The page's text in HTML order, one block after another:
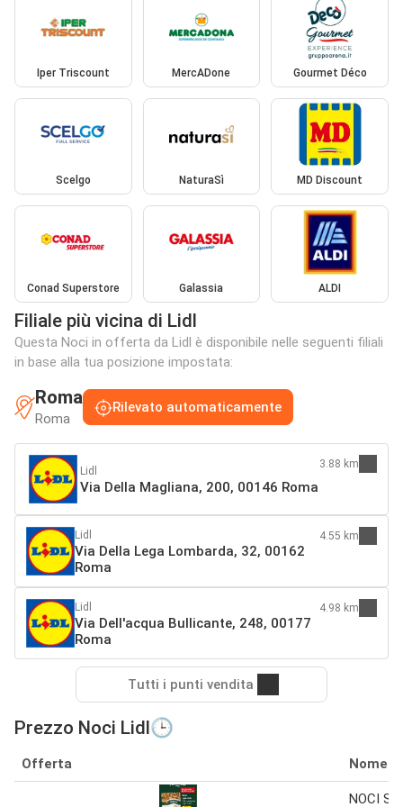
Iper Triscount MercADone Gourmet Déco
Scelgo NaturaSì MD Discount
Conad Superstore Galassia ALDI
Filiale più vicina di Lidl
Questa Noci in offerta da Lidl è disponibile nelle seguenti filiali
in base alla tua posizione impostata:
Roma
Roma
Rilevato automaticamente
Lidl
Via Della Magliana, 200, 00146 Roma
3.88 km
Lidl
Via Della Lega Lombarda, 32, 00162
Roma
4.55 km
Lidl
Via Dell'acqua Bullicante, 248, 00177
Roma
4.98 km
Tutti i punti vendita
Prezzo Noci Lidl🕒
Offerta Nome
NOCI